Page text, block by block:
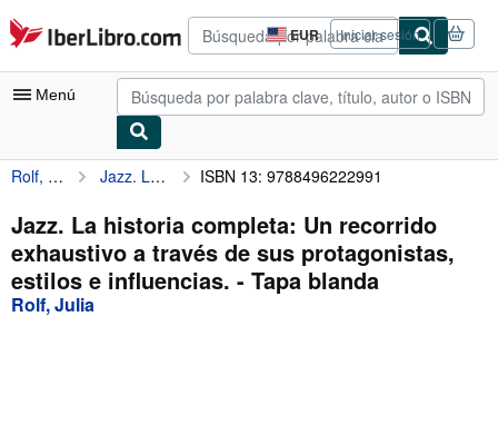
Pasar al contenido principal
IberLibro.com EUR
Preferencias
de
compra
del
Iniciar sesión
Menú
Mi cuenta
Consultar mis pedidos
Búsqueda avanzada
Colecciones
Rolf, Julia Jazz. La historia completa: Un recorrido exhaustivo a través de sus protagonistas, estilos e influencias. ISBN 13: 9788496222991
Jazz. La historia completa: Un recorrido
exhaustivo a través de sus protagonistas,
estilos e influencias. - Tapa blanda
Rolf, Julia